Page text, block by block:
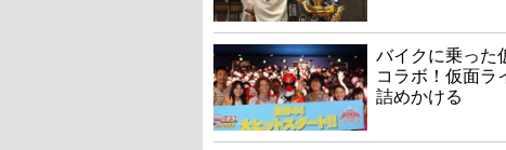
バイクに乗った
コラボ！仮面ラ
詰めかける